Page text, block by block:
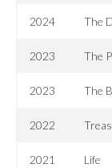
2024 The
2023 The
2023 The
2022
2021 Life